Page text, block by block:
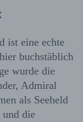
ist eine echte
buchstäblich
wurde die
Admiral
als Seeheld
die